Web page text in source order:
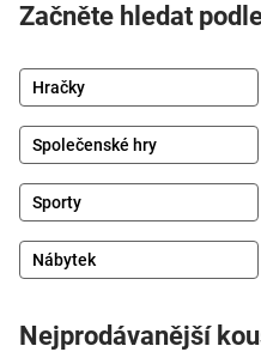
Začněte hledat
Hračky
Společenské hry
Sporty
Nábytek
Nejprodávanější